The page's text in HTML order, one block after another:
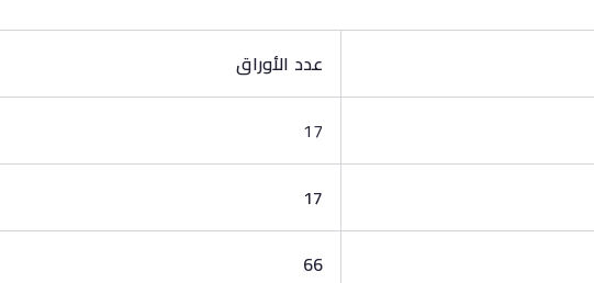
عدد الأوراق
17
17
66